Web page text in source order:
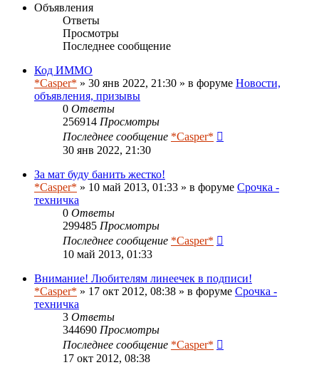
Объявления
Ответы
Просмотры
Последнее сообщение
Код ИММО
*Casper* » 30 янв 2022, 21:30 » в форуме Новости,
объявления, призывы
0 Ответы
256914 Просмотры
Последнее сообщение *Casper*
30 янв 2022, 21:30
За мат буду банить жестко!
*Casper* » 10 май 2013, 01:33 » в форуме Срочка -
техничка
0 Ответы
299485 Просмотры
Последнее сообщение *Casper*
10 май 2013, 01:33
Внимание! Любителям линеечек в подписи!
*Casper* » 17 окт 2012, 08:38 » в форуме Срочка -
техничка
3 Ответы
344690 Просмотры
Последнее сообщение *Casper*
17 окт 2012, 08:38